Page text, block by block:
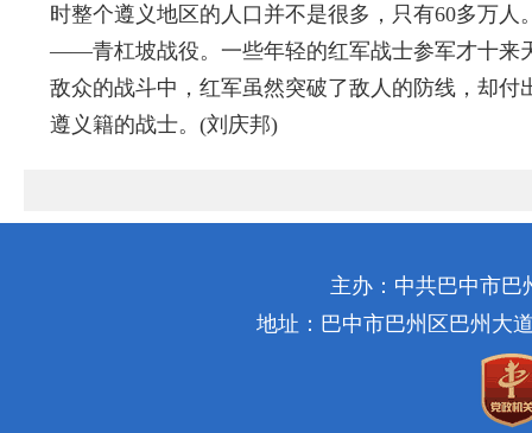
时整个遵义地区的人口并不是很多，只有60多万
——青杠坡战役。一些年轻的红军战士参军才十来
敌众的战斗中，红军虽然突破了敌人的防线，却
遵义籍的战士。(刘庆邦)
主办：中共巴中市巴
地址：巴中市巴州区巴州大